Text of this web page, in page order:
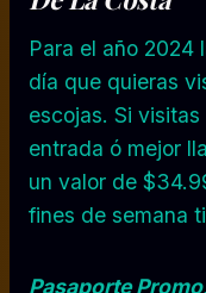
Para el año 2024
día que quieras
escojas. Si
entrada ó mejor
un valor de
fines de semana
Pasaporte Promo